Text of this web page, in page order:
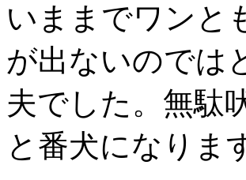
いままでワンと
が出ないのでは
夫でした。無駄
と番犬になりま